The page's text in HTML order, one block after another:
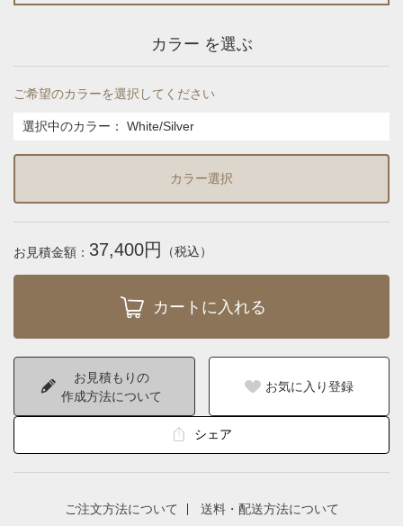
カラー を選ぶ
ご希望のカラーを選択してください
選択中のカラー： White/Silver
カラー選択
お見積金額： 37,400円 （税込）
お見積もりの
作成方法について
お気に入り登録
シェア
ご注文方法について 送料・配送方法について